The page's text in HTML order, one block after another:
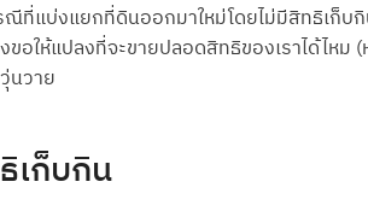
ณีที่แบ่งแยกที่ดินออกมาใหม่โดยไม่มีสิทธิเก็
ขอให้แปลงที่จะขายปลอดสิทธิของเราได้ไห
วุ่นวาย
เก็บกิน